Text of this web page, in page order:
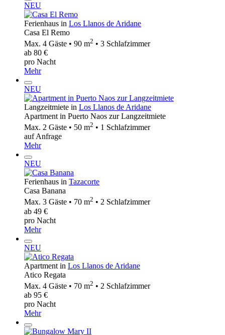
NEU
Ferienhaus in Los Llanos de Aridane
Casa El Remo
Max. 4 Gäste • 90 m2 • 3 Schlafzimmer
ab 80 €
pro Nacht
Mehr
NEU
Langzeitmiete in Los Llanos de Aridane
Apartment in Puerto Naos zur Langzeitmiete
Max. 2 Gäste • 50 m2 • 1 Schlafzimmer
auf Anfrage
Mehr
NEU
Ferienhaus in Tazacorte
Casa Banana
Max. 3 Gäste • 70 m2 • 2 Schlafzimmer
ab 49 €
pro Nacht
Mehr
NEU
Apartment in Los Llanos de Aridane
Atico Regata
Max. 4 Gäste • 70 m2 • 2 Schlafzimmer
ab 95 €
pro Nacht
Mehr